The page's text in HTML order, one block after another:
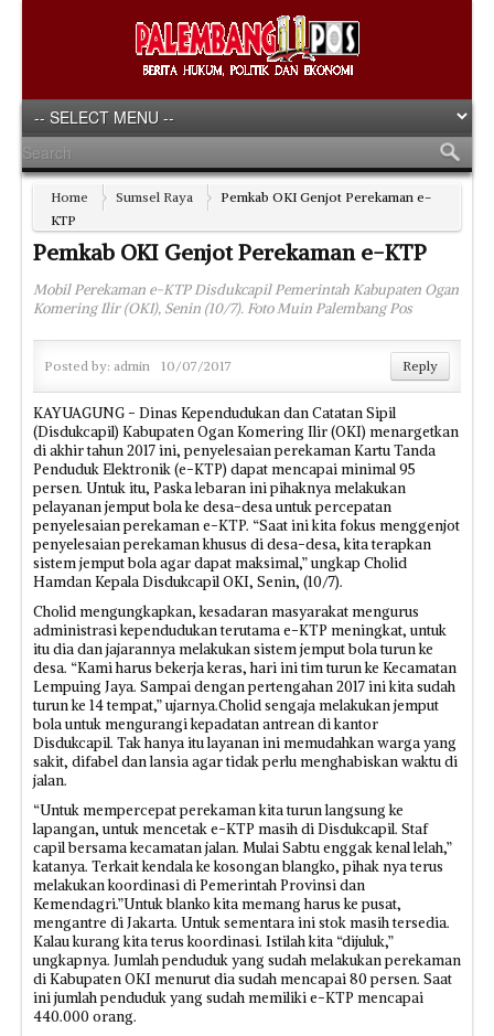
Home Sumsel Raya
Pemkab OKI Genjot Perekaman e-
KTP
Pemkab OKI Genjot Perekaman e-KTP
Mobil Perekaman e-KTP Disdukcapil Pemerintah Kabupaten Ogan
Komering Ilir (OKI), Senin (10/7). Foto Muin Palembang Pos
Posted by: admin 10/07/2017 Reply
KAYUAGUNG - Dinas Kependudukan dan Catatan Sipil
(Disdukcapil) Kabupaten Ogan Komering Ilir (OKI) menargetkan
di akhir tahun 2017 ini, penyelesaian perekaman Kartu Tanda
Penduduk Elektronik (e-KTP) dapat mencapai minimal 95
persen. Untuk itu, Paska lebaran ini pihaknya melakukan
pelayanan jemput bola ke desa-desa untuk percepatan
penyelesaian perekaman e-KTP. “Saat ini kita fokus menggenjot
penyelesaian perekaman khusus di desa-desa, kita terapkan
sistem jemput bola agar dapat maksimal,” ungkap Cholid
Hamdan Kepala Disdukcapil OKI, Senin, (10/7).
Cholid mengungkapkan, kesadaran masyarakat mengurus
administrasi kependudukan terutama e-KTP meningkat, untuk
itu dia dan jajarannya melakukan sistem jemput bola turun ke
desa. “Kami harus bekerja keras, hari ini tim turun ke Kecamatan
Lempuing Jaya. Sampai dengan pertengahan 2017 ini kita sudah
turun ke 14 tempat,” ujarnya.Cholid sengaja melakukan jemput
bola untuk mengurangi kepadatan antrean di kantor
Disdukcapil. Tak hanya itu layanan ini memudahkan warga yang
sakit, difabel dan lansia agar tidak perlu menghabiskan waktu di
jalan.
“Untuk mempercepat perekaman kita turun langsung ke
lapangan, untuk mencetak e-KTP masih di Disdukcapil. Staf
capil bersama kecamatan jalan. Mulai Sabtu enggak kenal lelah,”
katanya. Terkait kendala ke kosongan blangko, pihak nya terus
melakukan koordinasi di Pemerintah Provinsi dan
Kemendagri.”Untuk blanko kita memang harus ke pusat,
mengantre di Jakarta. Untuk sementara ini stok masih tersedia.
Kalau kurang kita terus koordinasi. Istilah kita “dijuluk,”
ungkapnya. Jumlah penduduk yang sudah melakukan perekaman
di Kabupaten OKI menurut dia sudah mencapai 80 persen. Saat
ini jumlah penduduk yang sudah memiliki e-KTP mencapai
440.000 orang.